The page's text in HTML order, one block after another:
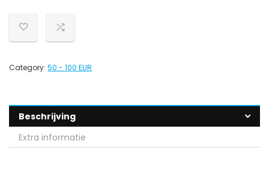
Category: 50 - 100 EUR
Beschrijving
Extra informatie